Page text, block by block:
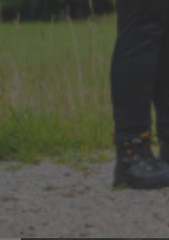
Ein beeindruckender
Sonnenuntergang am
zwei Tage voller neuer
Lehrlinge im ersten
2023 erlebten. 25
Zeltwegverbrachten
aus Leoben-Donawitz